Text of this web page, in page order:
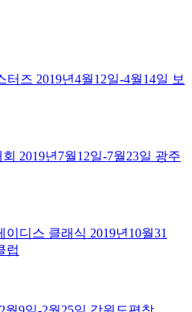
즈 2019년4월12일-4월14일 보
2019년7월12일-7월23일 광주
디스 클래식 2019년10월31
럽